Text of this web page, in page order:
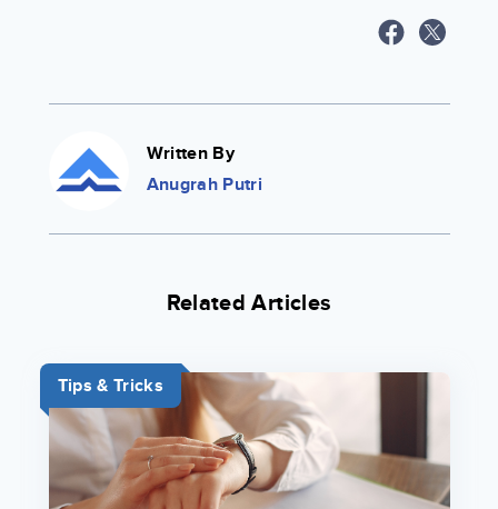
Written By
Anugrah Putri
Related Articles
Tips & Tricks